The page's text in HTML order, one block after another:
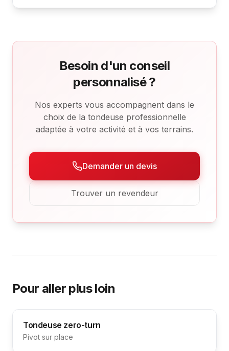
Besoin d'un conseil
personnalisé ?
Nos experts vous accompagnent dans le
choix de la tondeuse professionnelle
adaptée à votre activité et à vos terrains.
Demander un devis
Trouver un revendeur
Pour aller plus loin
Tondeuse zero-turn
Pivot sur place